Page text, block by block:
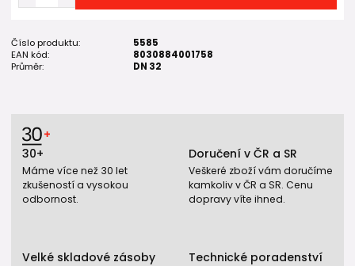
Číslo produktu:
5585
EAN kód:
8030884001758
Průměr:
DN 32
30+
Máme více než 30 let
zkušeností a vysokou
odbornost.
Doručení v ČR a SR
Veškeré zboží vám doručíme
kamkoliv v ČR a SR. Cenu
dopravy víte ihned.
Velké skladové zásoby Technické poradenství